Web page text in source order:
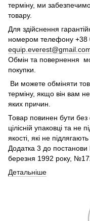
терміну, ми
товару.
Для здійснення
номером телефону +38
Обмін та повернення
покупки.
Ви можете обміняти
терміну, якщо він вам
яких причин.
Товар повинен бути без
цілісній упаковці та не
якості, які не
Додатка 3 до постанови
березня 1992 року,
Детальніше